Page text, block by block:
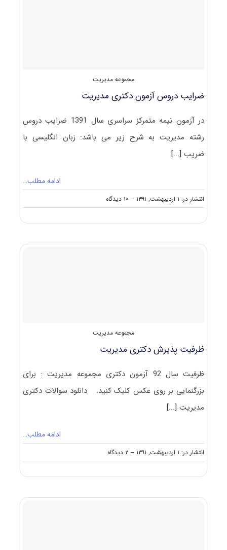
مجموعه مدیریت
ضرایب دروس آزمون دکتری مدیریت
در آزمون نیمه متمرکز سراسری سال 1391 ضرایب دروس
رشته مدیریت به شرح زیر می باشد: زبان انگلیسی با
ضریب[...]
ادامه مطلب…
انتشار در: ۱ اردیبهشت, ۱۳۹۱ -- ۱۰ دیدگاه
on
ضرایب
مدیریت
مجموعه مدیریت
ظرفیت پذیرش دکتری مدیریت
ظرفیت سال 92 آزمون دکتری مجموعه مدیریت : برای
بزرگنمایی بر روی عکس کلیک کنید. دانلود سوالات دکتری
مدیریت[...]
ادامه مطلب…
انتشار در: ۱ اردیبهشت, ۱۳۹۱ -- ۲ دیدگاه
on
ظرفیت